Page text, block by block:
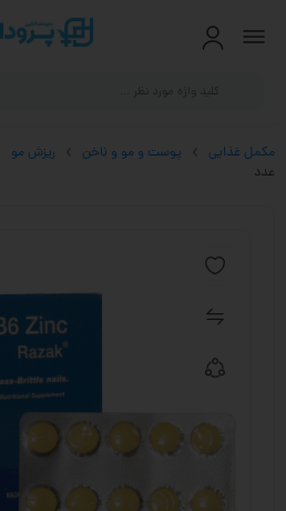
مکمل غذایی پوست و مو و ناخن ریزش مو
عدد